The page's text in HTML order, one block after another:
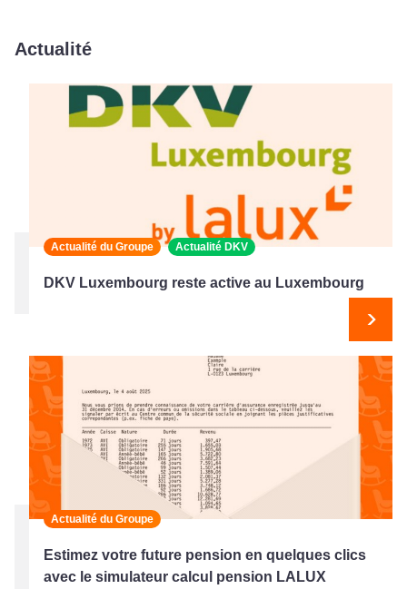
Actualité
Actualité du Groupe Actualité DKV
DKV Luxembourg reste active au Luxembourg
Actualité du Groupe
Estimez votre future pension en quelques clics
avec le simulateur calcul pension LALUX